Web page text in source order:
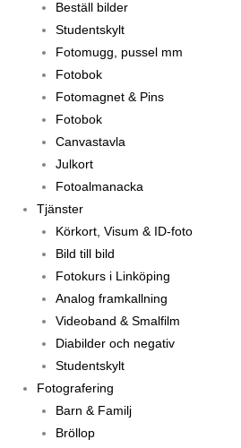
Beställ bilder
Studentskylt
Fotomugg, pussel mm
Fotobok
Fotomagnet & Pins
Fotobok
Canvastavla
Julkort
Fotoalmanacka
Tjänster
Körkort, Visum & ID-foto
Bild till bild
Fotokurs i Linköping
Analog framkallning
Videoband & Smalfilm
Diabilder och negativ
Studentskylt
Fotografering
Barn & Familj
Bröllop